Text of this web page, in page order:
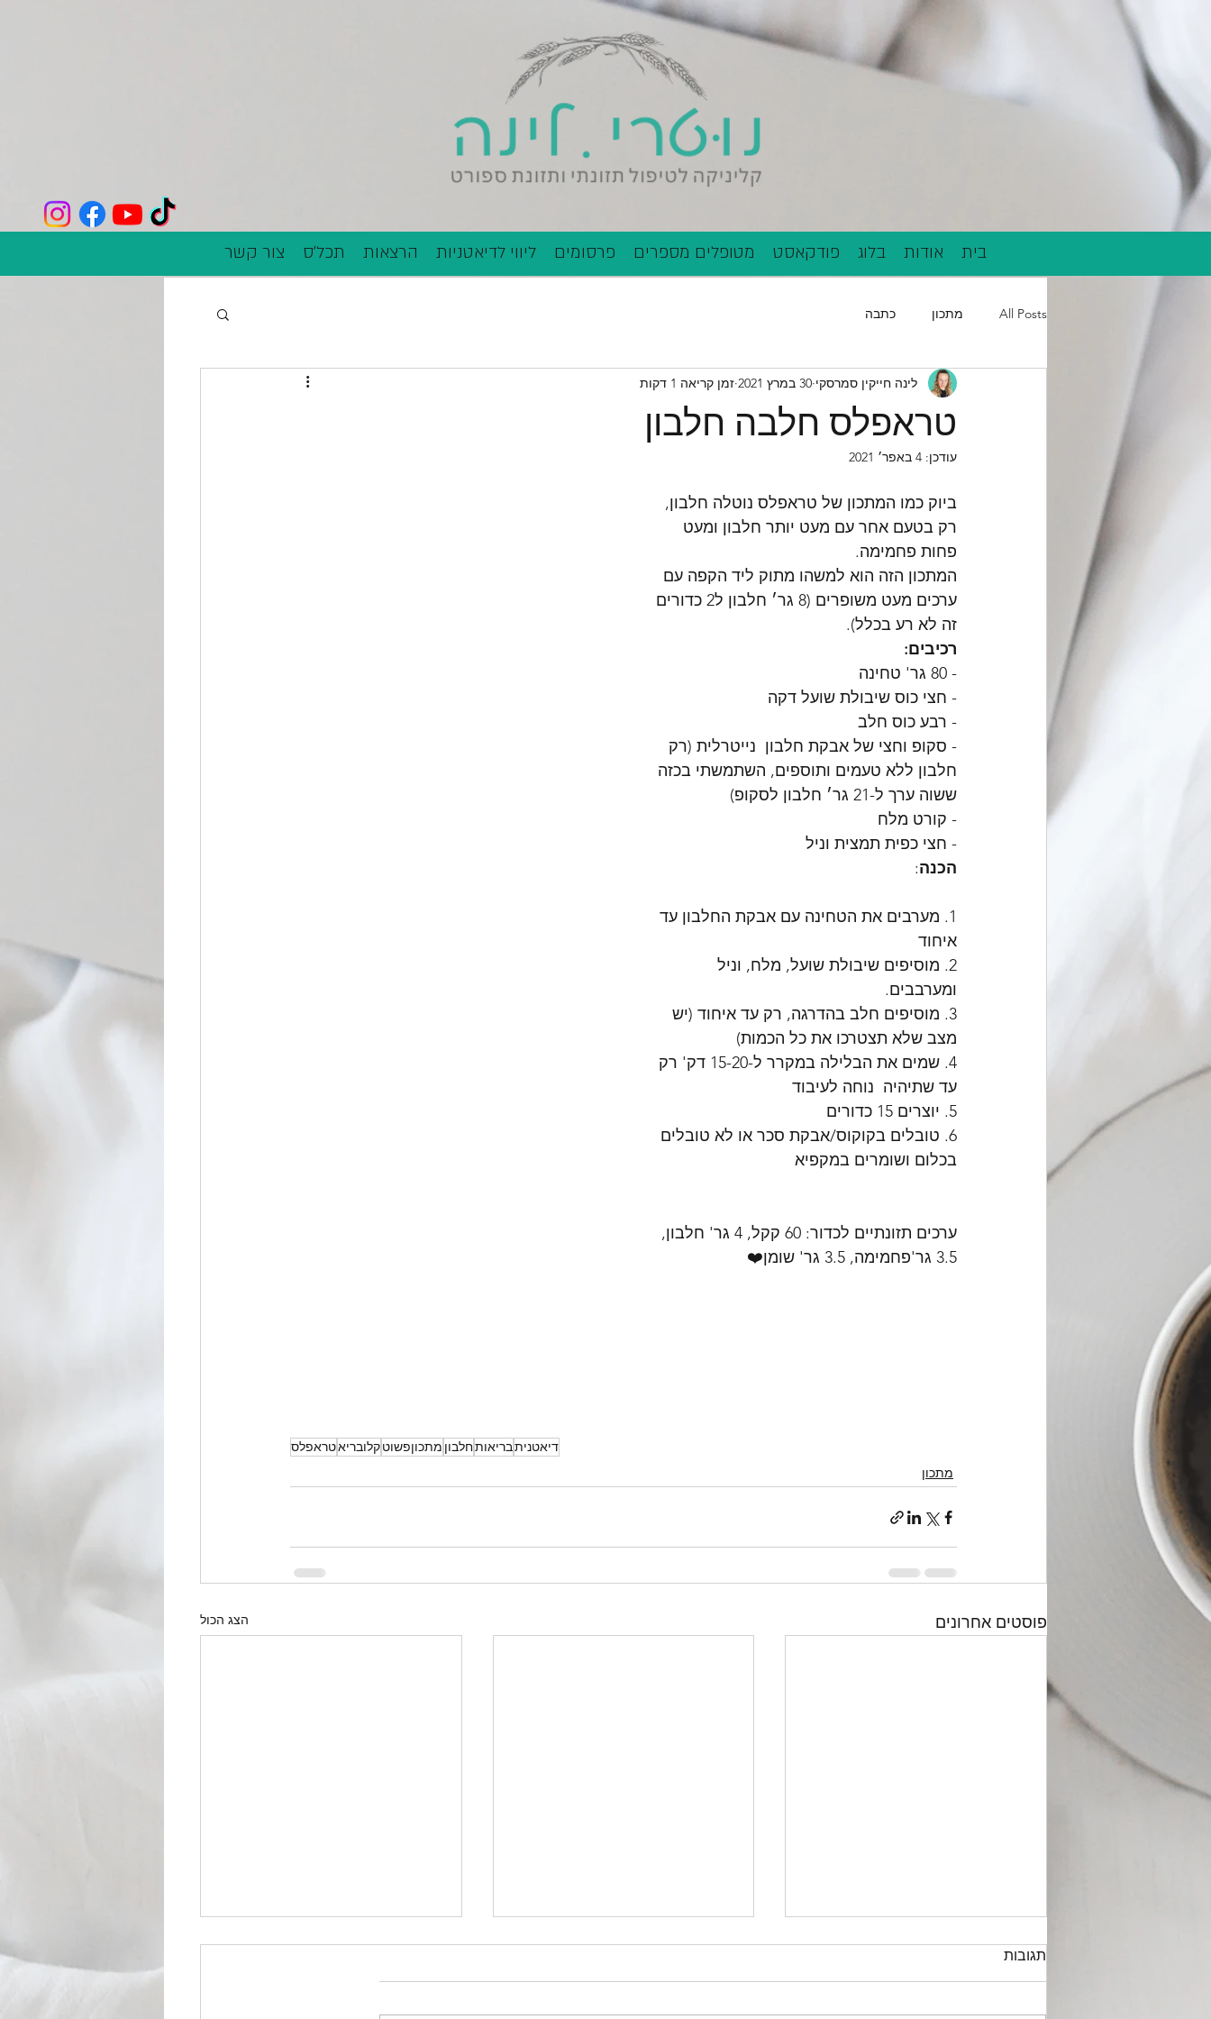
צור קשר תכל'ס הרצאות ליווי לדיאטניות פרסומים מטופלים מספרים פודקאסט בלוג אודות בית
All Posts מתכון כתבה
טראפלס חלבה חלבון
לינה חייקין סמרסקי 30 במרץ 2021 זמן קריאה 1 דקות
עודכן: 4 באפר׳ 2021
ביוק כמו המתכון של טראפלס נוטלה חלבון,
רק בטעם אחר עם מעט יותר חלבון ומעט
פחות פחמימה.
המתכון הזה הוא למשהו מתוק ליד הקפה עם
ערכים מעט משופרים (8 גר׳ חלבון ל2 כדורים
זה לא רע בכלל).
רכיבים:
- 80 גר' טחינה
- חצי כוס שיבולת שועל דקה
- רבע כוס חלב
- סקופ וחצי של אבקת חלבון  נייטרלית (רק
חלבון ללא טעמים ותוספים, השתמשתי בכזה
ששוה ערך ל-21 גר׳ חלבון לסקופ)
- קורט מלח
- חצי כפית תמצית וניל
הכנה:
1. מערבים את הטחינה עם אבקת החלבון עד
איחוד
2. מוסיפים שיבולת שועל, מלח, וניל
ומערבבים.
3. מוסיפים חלב בהדרגה, רק עד איחוד (יש
מצב שלא תצטרכו את כל הכמות)
4. שמים את הבלילה במקרר ל-15-20 דק' רק
עד שתיהיה  נוחה לעיבוד
5. יוצרים 15 כדורים
6. טובלים בקוקוס/אבקת סכר או לא טובלים
בכלום ושומרים במקפיא
ערכים תזונתיים לכדור: 60 קקל, 4 גר' חלבון,
3.5 גר'פחמימה, 3.5 גר' שומן❤️
דיאטניתבריאותחלבון מתכוןפשוטקלובריאטראפלס
מתכון
פוסטים אחרונים הצג הכול
תגובות